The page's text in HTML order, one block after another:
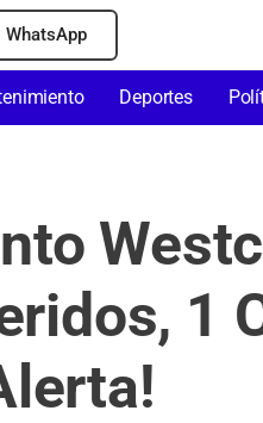
WhatsApp
Deportes
1